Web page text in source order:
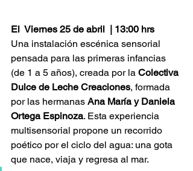
El  Viernes 25 de abril  | 13:00 hrs
Una instalación escénica sensorial
pensada para las primeras infancias
(de 1 a 5 años), creada por la Colectiva
Dulce de Leche Creaciones, formada
por las hermanas Ana María y Daniela
Ortega Espinoza. Esta experiencia
multisensorial propone un recorrido
poético por el ciclo del agua: una gota
que nace, viaja y regresa al mar.